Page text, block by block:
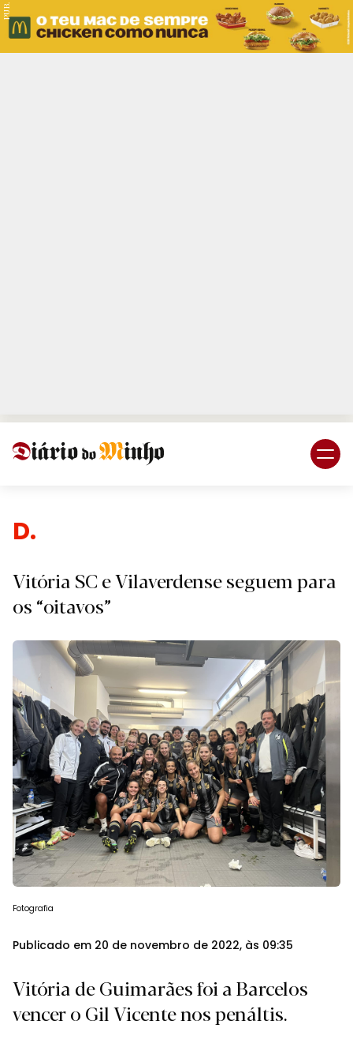
PUB.
Desp
Vitória SC e Vilaverdense seguem para
os “oitavos”
Fotografia
Publicado em 20 de novembro de 2022, às 09:35
Vitória de Guimarães foi a Barcelos
vencer o Gil Vicente nos penáltis.